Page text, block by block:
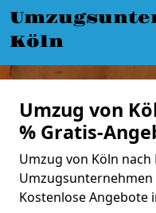
Köln
Umzug von
% Gratis-
Umzug von Köln nach
Umzugsunternehmen
Kostenlose Angebote